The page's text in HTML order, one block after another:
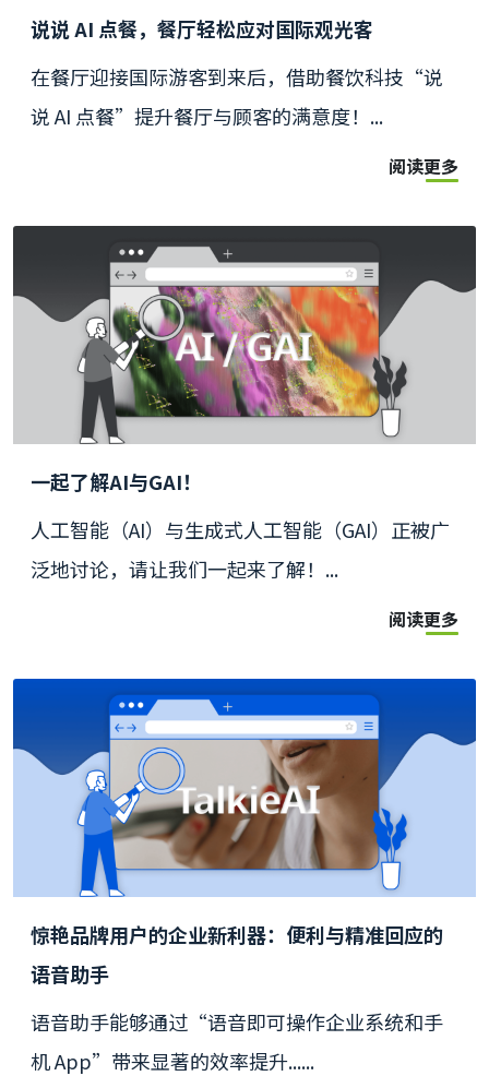
说说 AI 点餐，餐厅轻松应对国际观光客
在餐厅迎接国际游客到来后，借助餐饮科技“说
说 AI 点餐”提升餐厅与顾客的满意度！...
阅读更多
一起了解AI与GAI！
人工智能（AI）与生成式人工智能（GAI）正被广
泛地讨论，请让我们一起来了解！...
阅读更多
惊艳品牌用户的企业新利器：便利与精准回应的
语音助手
语音助手能够通过“语音即可操作企业系统和手
机 App”带来显著的效率提升......